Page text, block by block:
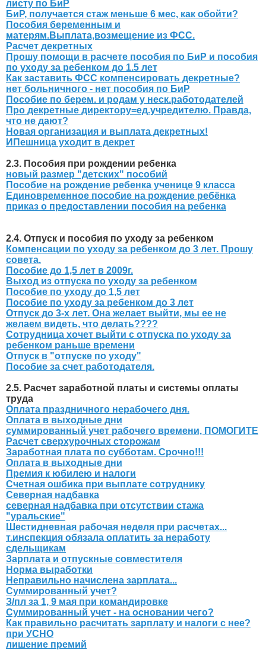
листу по БиР
БиР, получается стаж меньше 6 мес, как обойти?
Пособия беременным и
матерям.Выплата,возмещение из ФСС.
Расчет декретных
Прошу помощи в расчете пособия по БиР и пособия
по уходу за ребенком до 1.5 лет
Как заставить ФСС компенсировать декретные?
нет больничного - нет пособия по БиР
Пособие по берем. и родам у неск.работодателей
Про декретные директору=ед.учредителю. Правда,
что не дают?
Новая организация и выплата декретных!
ИПешница уходит в декрет
2.3. Пособия при рождении ребенка
новый размер "детских" пособий
Пособие на рождение ребенка ученице 9 класса
Единовременное пособие на рождение ребёнка
приказ о предоставлении пособия на ребенка
2.4. Отпуск и пособия по уходу за ребенком
Компенсации по уходу за ребенком до 3 лет. Прошу
совета.
Пособие до 1,5 лет в 2009г.
Выход из отпуска по уходу за ребенком
Пособие по уходу до 1,5 лет
Пособие по уходу за ребенком до 3 лет
Отпуск до 3-х лет. Она желает выйти, мы ее не
желаем видеть, что делать????
Сотрудница хочет выйти с отпуска по уходу за
ребенком раньше времени
Отпуск в "отпуске по уходу"
Пособие за счет работодателя.
2.5. Расчет заработной платы и системы оплаты
труда
Оплата праздничного нерабочего дня.
Оплата в выходные дни
суммированный учет рабочего времени, ПОМОГИТЕ
Расчет сверхурочных сторожам
Заработная плата по субботам. Срочно!!!
Оплата в выходные дни
Премия к юбилею и налоги
Счетная ошбика при выплате сотруднику
Северная надбавка
северная надбавка при отсутствии стажа
"уральские"
Шестидневная рабочая неделя при расчетах...
т.инспекция обязала оплатить за неработу
сдельщикам
Зарплата и отпускные совместителя
Норма выработки
Неправильно начислена зарплата...
Суммированный учет?
З/пл за 1, 9 мая при командировке
Суммированный учет - на основании чего?
Как правильно расчитать зарплату и налоги с нее?
при УСНО
лишение премий